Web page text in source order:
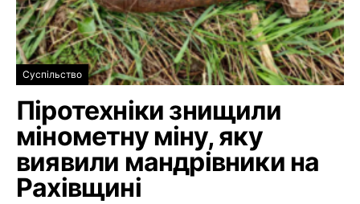
Суспільство
Піротехніки знищили
мінометну міну, яку
виявили мандрівники на
Рахівщині